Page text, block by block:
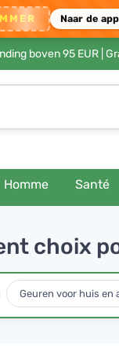
Naar de app
boven 95 EUR|
Homme Santé
choix
Geuren voor huis en